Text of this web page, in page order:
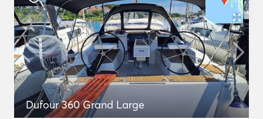
Dufour 360 Grand Large